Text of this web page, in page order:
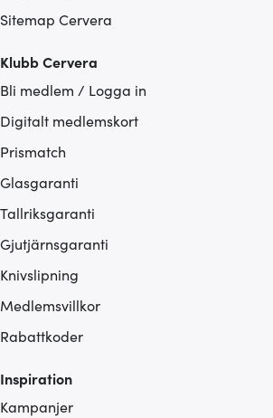
Sitemap Cervera
Klubb Cervera
Bli medlem / Logga in
Digitalt medlemskort
Prismatch
Glasgaranti
Tallriksgaranti
Gjutjärnsgaranti
Knivslipning
Medlemsvillkor
Rabattkoder
Inspiration
Kampanjer